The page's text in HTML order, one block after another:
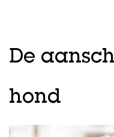
o
i
e
De
hond